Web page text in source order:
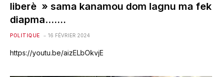
liberè » sama kanamou dom lagnu ma fek
diapma…….
POLITIQUE 16 FÉVRIER 2024
https://youtu.be/aizELbOkvjE